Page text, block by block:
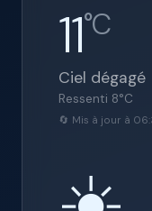
11°C
Ciel dégagé
Ressenti 8°C
🔄 Mis à jour à